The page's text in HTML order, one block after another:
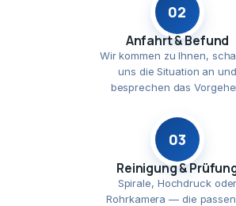
02
Anfahrt & Befund
Wir kommen zu Ihnen,
uns die Situation an und
besprechen das
03
Reinigung &
Spirale, Hochdruck oder
Rohrkamera — die